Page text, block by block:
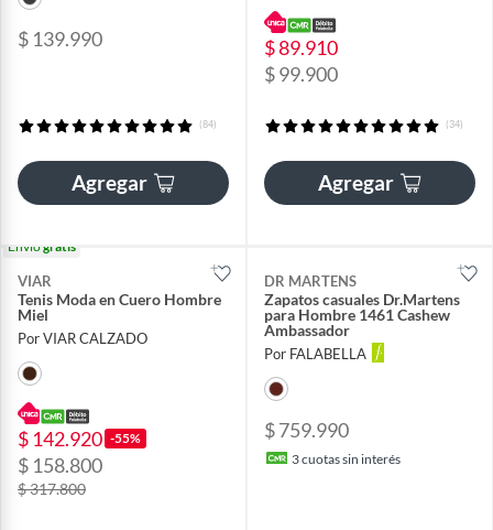
$ 139.990
(84)
Agregar
$ 89.910
$ 99.900
(34)
Agregar
Envíogratis
VIAR
Tenis Moda en Cuero Hombre
Miel
Por VIAR CALZADO
$ 142.920 -55%
$ 158.800
$ 317.800
DR MARTENS
Zapatos casuales Dr.Martens
para Hombre 1461 Cashew
Ambassador
Por FALABELLA
$ 759.990
3cuotas sin interés